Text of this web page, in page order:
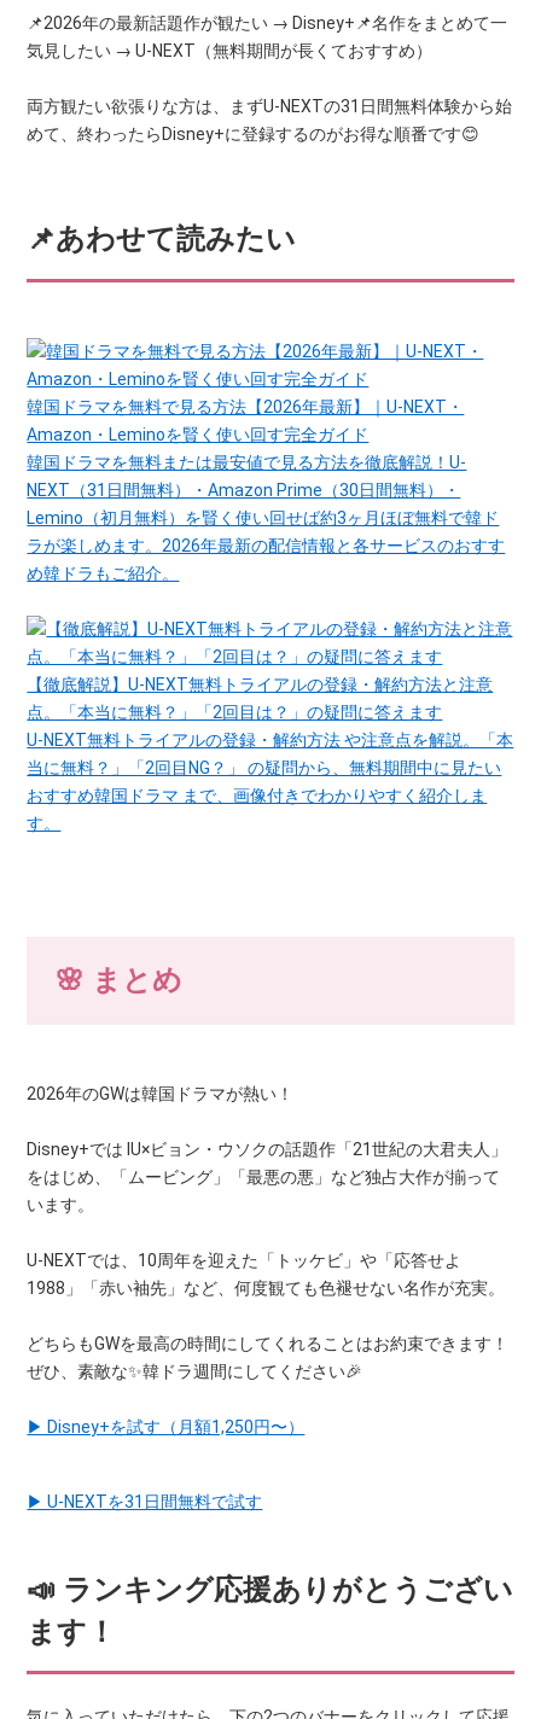
📌2026年の最新話題作が観たい → Disney+📌名作をまとめて一
気見したい → U-NEXT（無料期間が長くておすすめ）
両方観たい欲張りな方は、まずU-NEXTの31日間無料体験から始
めて、終わったらDisney+に登録するのがお得な順番です😊
📌あわせて読みたい
韓国ドラマを無料で見る方法【2026年最新】｜U-NEXT・
Amazon・Leminoを賢く使い回す完全ガイド
韓国ドラマを無料または最安値で見る方法を徹底解説！U-
NEXT（31日間無料）・Amazon Prime（30日間無料）・
Lemino（初月無料）を賢く使い回せば約3ヶ月ほぼ無料で韓ド
ラが楽しめます。2026年最新の配信情報と各サービスのおすす
め韓ドラもご紹介。
【徹底解説】U-NEXT無料トライアルの登録・解約方法と注意
点。「本当に無料？」「2回目は？」の疑問に答えます
U-NEXT無料トライアルの登録・解約方法 や注意点を解説。「本
当に無料？」「2回目NG？」 の疑問から、無料期間中に見たい
おすすめ韓国ドラマ まで、画像付きでわかりやすく紹介しま
す。
🌸 まとめ
2026年のGWは韓国ドラマが熱い！
Disney+では IU×ビョン・ウソクの話題作「21世紀の大君夫人」
をはじめ、「ムービング」「最悪の悪」など独占大作が揃って
います。
U-NEXTでは、10周年を迎えた「トッケビ」や「応答せよ
1988」「赤い袖先」など、何度観ても色褪せない名作が充実。
どちらもGWを最高の時間にしてくれることはお約束できます！
ぜひ、素敵な✨韓ドラ週間にしてください🎉
▶ Disney+を試す（月額1,250円〜）
▶ U-NEXTを31日間無料で試す
📣 ランキング応援ありがとうござい
ます！